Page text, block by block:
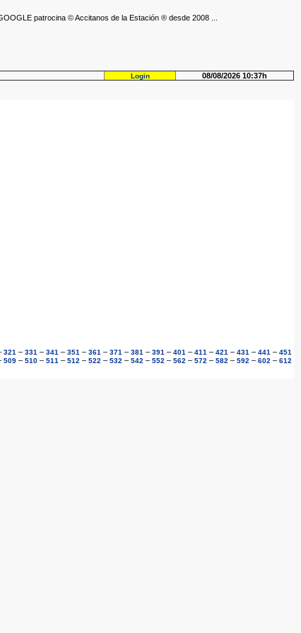
patrocina © Accitanos de la Estación ® desde 2008 ...
Login 08/08/2026 10:37h
321 – 331 – 341 – 351 – 361 – 371 – 381 – 391 – 401 – 411 – 421 – 431 – 441 – 451
509– 510– 511 – 512 – 522 – 532 – 542 – 552 – 562 – 572 – 582 – 592 – 602 – 612